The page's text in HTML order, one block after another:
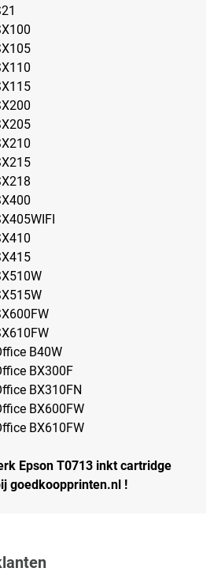
B40W
BX300F
BX310FN
BX600FW
BX610FW
Epson T0713 inkt cartridge
goedkoopprinten.nl !